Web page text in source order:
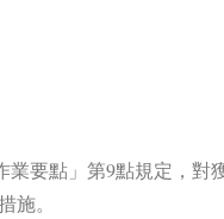
要點」第9點規定，對
施。